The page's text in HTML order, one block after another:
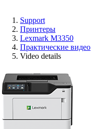
Support
Принтеры
Lexmark M3350
Практические видео
Video details